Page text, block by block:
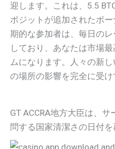
迎します。これは、5.5
ポジットが追加されたボ
期的な参加者は、毎日の
しており、あなたは市場
ムになります。人々の新
の場所の影響を完全に受け
GT ACCRA地方大臣は、
問する国家清潔さの日付